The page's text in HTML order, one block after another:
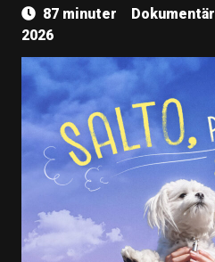
87 minuter Dokumentär
2026